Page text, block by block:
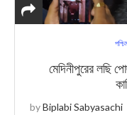
মেদিনীপুরের লছি
byBiplabi Sabyasachi